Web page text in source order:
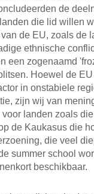
de
die lid willen
de EU, zoals de
ethnische
een zogenaamd
Hoewel de
in onstabiele
zijn wij van
landen zoals
de Kaukasus die
die veel
summer school
beschikbaar.